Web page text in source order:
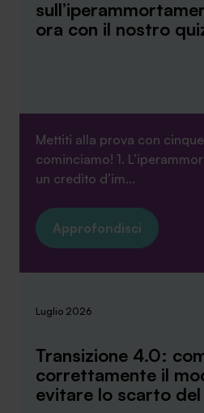
ora con il nostro
Mettiti alla prova con
cominciamo! 1.
un credito d’im...
Approfondisci
Luglio 2026
Transizione 4.0:
correttamente il
evitare lo scarto